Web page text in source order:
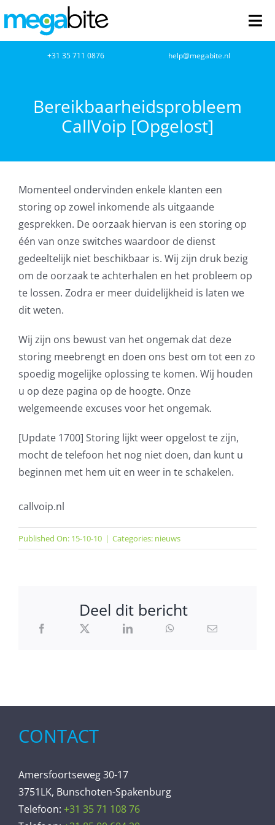
naar
inhoud
Netwerkbeheer
Cloud Computing
VOIP
Microsoft NCE
AVG
Glasvezelverbindingen
Microsoft software licenties
SLA overeenkomsten
Remote Help
WordPress SLA Contract
Contact
+31 35 711 0876 help@megabite.nl
Bereikbaarheidsprobleem
CallVoip [Opgelost]
Momenteel ondervinden enkele klanten een
storing op zowel inkomende als uitgaande
gesprekken. De oorzaak hiervan is een storing op
één van onze switches waardoor de dienst
gedeeltelijk niet beschikbaar is. Wij zijn druk bezig
om de oorzaak te achterhalen en het probleem op
te lossen. Zodra er meer duidelijkheid is laten we
dit weten.
Wij zijn ons bewust van het ongemak dat deze
storing meebrengt en doen ons best om tot een zo
spoedig mogelijke oplossing te komen. Wij houden
u op deze pagina op de hoogte. Onze
welgemeende excuses voor het ongemak.
[Update 1700] Storing lijkt weer opgelost te zijn,
mocht de telefoon het nog niet doen, dan kunt u
beginnen met hem uit en weer in te schakelen.
callvoip.nl
Published On: 15-10-10 | Categories: nieuws
Deel dit bericht
CONTACT
Amersfoortseweg 30-17
3751LK, Bunschoten-Spakenburg
Telefoon: +31 35 71 108 76